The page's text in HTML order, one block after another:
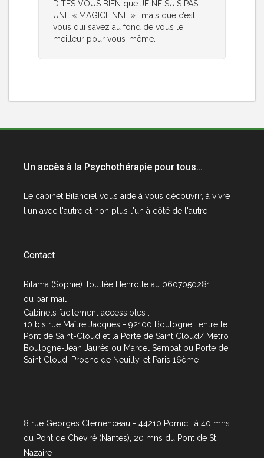
DITES VOUS BIEN que JE NE SUIS PAS
UNE « MAGICIENNE »….mais que c’est
vous qui savez au fond de vous le
meilleur pour vous-même.
Un accès à la Psychothérapie pour tous…
Le cabinet Bilanciel vous aide à vous découvrir, à vivre
l'un avec l'autre et non plus l'un à côté de l'autre
Contact
Ritama (Sophie) Touttée Henrotte au 0607050281
ou par mail
Cabinets facilement accessibles :
10 bis rue Maître Jacques - 92100 Boulogne : entre le
Pont de Saint-Cloud et la Porte de Saint Cloud/ Métro
Boulogne-Jean Jaurès ou Marcel Sembat ou Porte de
Saint Cloud. Proche de Neuilly, et Paris 16ème
8 rue Georges Clémenceau - 44210 Pornic : à 40 mns
du Pont de Cheviré (Nantes), 20 mns du Pont de St
Nazaire